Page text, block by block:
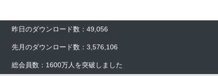
昨日のダウンロード数：49,056
先月のダウンロード数：3,576,106
総会員数：1600万人を突破しました